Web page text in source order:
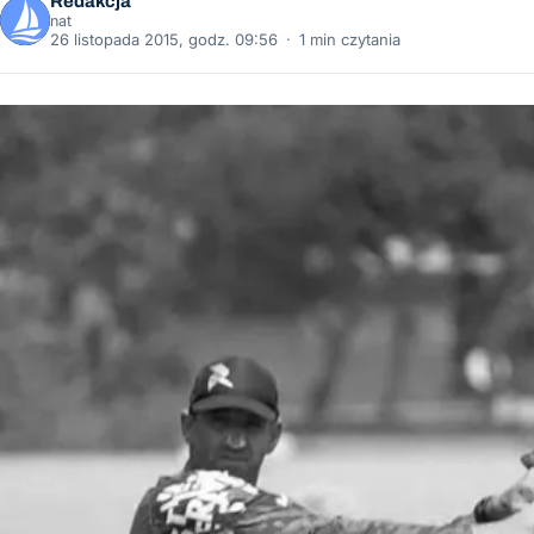
nat
26 listopada 2015, godz. 09:56 · 1 min czytania